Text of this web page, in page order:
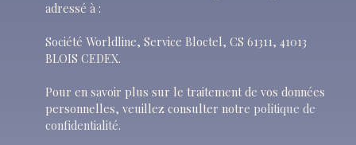
adressé à :
Société Worldline, Service Bloctel, CS 61311, 41013
BLOIS CEDEX.
Pour en savoir plus sur le traitement de vos données
personnelles, veuillez consulter notre politique de
confidentialité.